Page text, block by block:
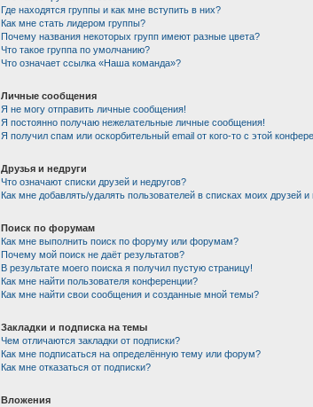
Где находятся группы и как мне вступить в них?
Как мне стать лидером группы?
Почему названия некоторых групп имеют разные цвета?
Что такое группа по умолчанию?
Что означает ссылка «Наша команда»?
Личные сообщения
Я не могу отправить личные сообщения!
Я постоянно получаю нежелательные личные сообщения!
Я получил спам или оскорбительный email от кого-то с этой
Друзья и недруги
Что означают списки друзей и недругов?
Как мне добавлять/удалять пользователей в списках моих друзей и
Поиск по форумам
Как мне выполнить поиск по форуму или форумам?
Почему мой поиск не даёт результатов?
В результате моего поиска я получил пустую страницу!
Как мне найти пользователя конференции?
Как мне найти свои сообщения и созданные мной темы?
Закладки и подписка на темы
Чем отличаются закладки от подписки?
Как мне подписаться на определённую тему или форум?
Как мне отказаться от подписки?
Вложения